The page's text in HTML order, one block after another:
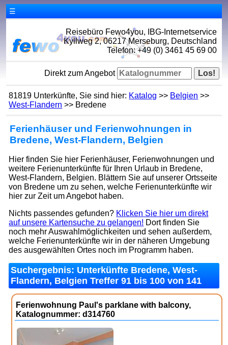
☰
Reisebüro Fewo4you, IBG-Internetservice
Kyllweg 2, 06217 Merseburg, Deutschland
Telefon: +49 (0) 3461 45 69 00
Direkt zum Angebot
81819 Unterkünfte, Sie sind hier: Katalog >> Belgien >>
West-Flandern >> Bredene
Ferienhäuser und Ferienwohnungen in
Bredene, West-Flandern, Belgien
Hier finden Sie hier Ferienhäuser, Ferienwohnungen und
weitere Ferienunterkünfte für Ihren Urlaub in Bredene,
West-Flandern, Belgien. Blättern Sie auf unserer Ortsseite
von Bredene um zu sehen, welche Ferienunterkünfte wir
hier zur Zeit um Angebot haben.
Nichts passendes gefunden? Klicken Sie hier um direkt
auf unsere Kartensuche zu gelangen! Dort finden Sie
noch mehr Auswahlmöglichkeiten und sehen außerdem,
welche Ferienunterkünfte wir in der näheren Umgebung
des ausgewählten Ortes noch im Programm haben.
Suchergebnis: Unterkünfte Bredene, West-
Flandern, Belgien Treffer 91 bis 100 von 141
Ferienwohnung Paul's parklane with balcony,
Katalognummer: d314760